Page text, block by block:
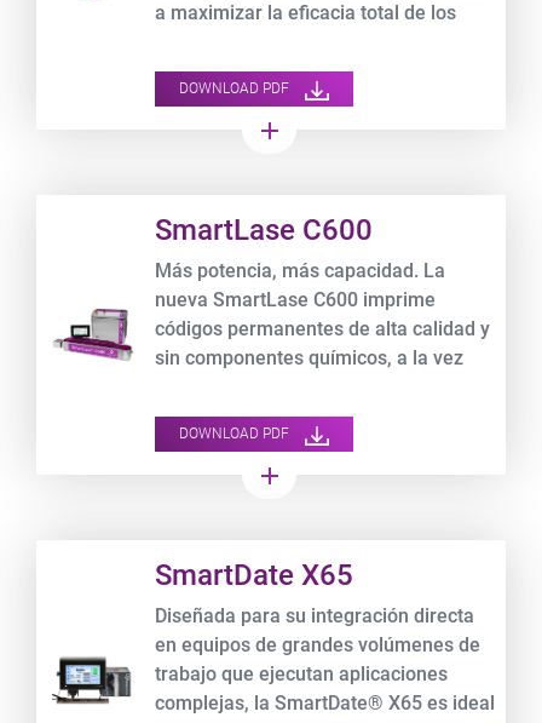
a maximizar la eficacia total de los
su marca.
DOWNLOAD PDF
add
SmartLase C600
Más potencia, más capacidad. La
nueva SmartLase C600 imprime
códigos permanentes de alta calidad y
sin componentes químicos, a la vez
DOWNLOAD PDF
add
SmartDate X65
Diseñada para su integración directa
en equipos de grandes volúmenes de
trabajo que ejecutan aplicaciones
complejas, la SmartDate® X65 es ideal